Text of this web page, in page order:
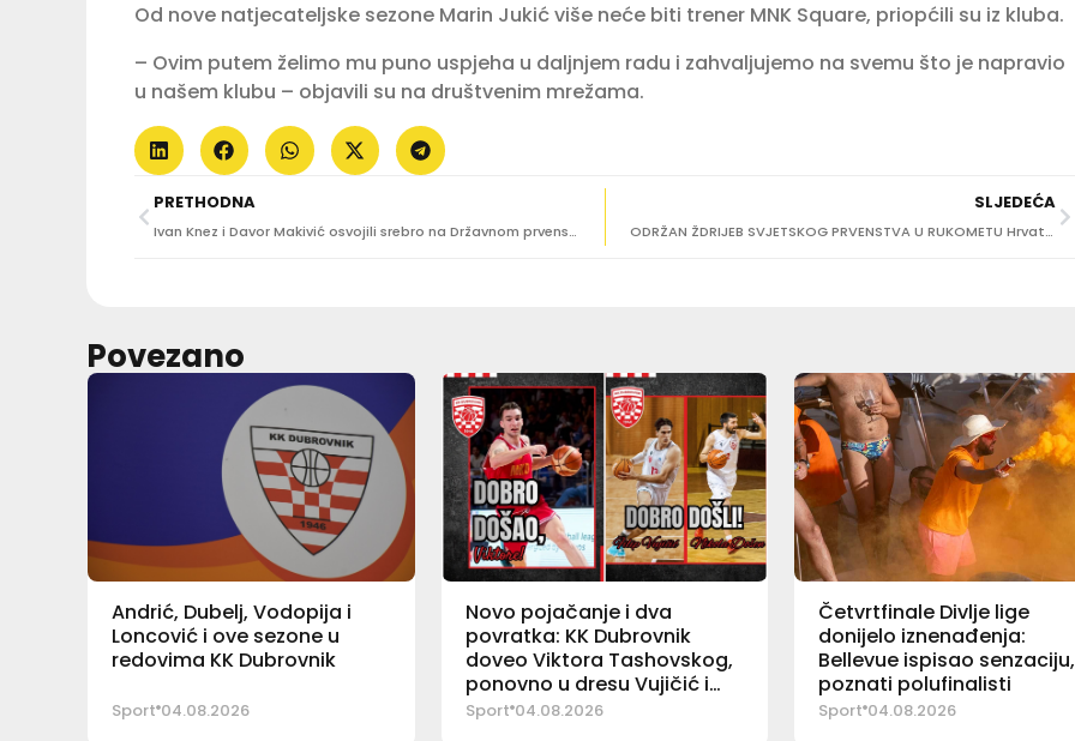
Od nove natjecateljske sezone Marin Jukić više neće biti trener MNK Square, priopćili su iz kluba.
– Ovim putem želimo mu puno uspjeha u daljnjem radu i zahvaljujemo na svemu što je napravio
u našem klubu – objavili su na društvenim mrežama.
PRETHODNA
Ivan Knez i Davor Makivić osvojili srebro na Državnom prvenstvu u Zadru
SLJEDEĆA
ODRŽAN ŽDRIJEB SVJETSKOG PRVENSTVA U RUKOMETU Hrvatska saznala sve suparnike
Povezano
Andrić, Dubelj, Vodopija i
Loncović i ove sezone u
redovima KK Dubrovnik
Sport 04.08.2026
Novo pojačanje i dva
povratka: KK Dubrovnik
doveo Viktora Tashovskog,
ponovno u dresu Vujičić i
Došen
Sport 04.08.2026
Četvrtfinale Divlje lige
donijelo iznenađenja:
Bellevue ispisao senzaciju,
poznati polufinalisti
Sport 04.08.2026